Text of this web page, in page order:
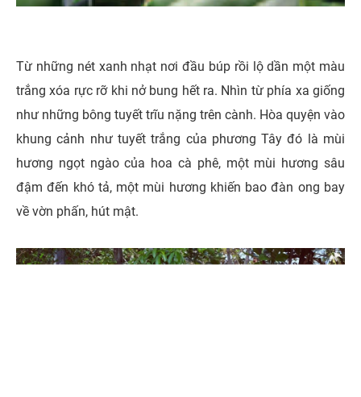
Từ những nét xanh nhạt nơi đầu búp rồi lộ dần một màu
trắng xóa rực rỡ khi nở bung hết ra. Nhìn từ phía xa giống
như những bông tuyết trĩu nặng trên cành. Hòa quyện vào
khung cảnh như tuyết trắng của phương Tây đó là mùi
hương ngọt ngào của hoa cà phê, một mùi hương sâu
đậm đến khó tả, một mùi hương khiến bao đàn ong bay
về vờn phấn, hút mật.